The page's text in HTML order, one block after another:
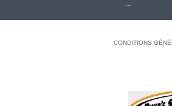
CONDITIONS